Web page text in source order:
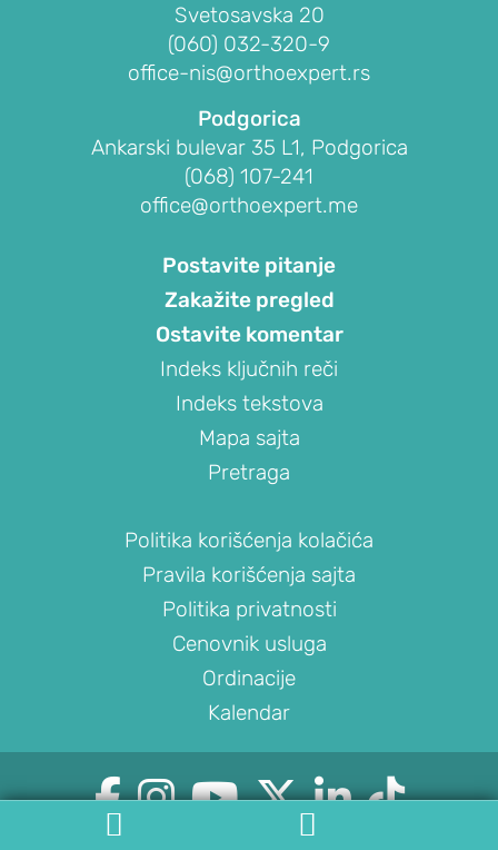
epikondilitis)
PROCEDURE
Artroskopija
lakta
Popuštanje
Svetosavska 20
(060) 032-320-9
office-nis@orthoexpert.rs
Podgorica
Ankarski bulevar 35 L1, Podgorica
(068) 107-241
office@orthoexpert.me
Postavite pitanje
Zakažite pregled
Ostavite komentar
Indeks ključnih reči
Indeks tekstova
Mapa sajta
Pretraga
Politika korišćenja kolačića
Pravila korišćenja sajta
Politika privatnosti
Cenovnik usluga
Ordinacije
Kalendar
     
 